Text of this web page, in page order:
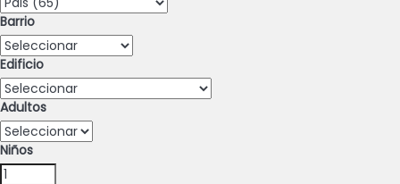
Barrio
Edificio
Adultos
Niños